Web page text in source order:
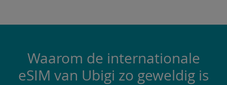
Waarom de internationale
eSIM van Ubigi zo geweldig is